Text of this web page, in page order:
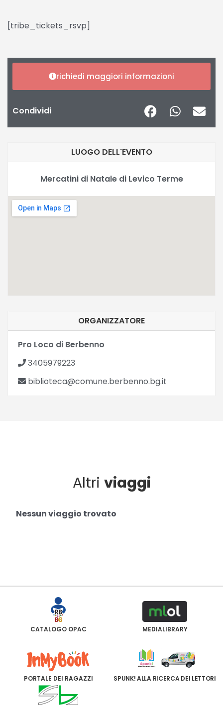
[tribe_tickets_rsvp]
richiedi maggiori informazioni
Condividi
LUOGO DELL'EVENTO
Mercatini di Natale di Levico Terme
ORGANIZZATORE
Pro Loco di Berbenno
3405979223
biblioteca@comune.berbenno.bg.it
Altri viaggi
Nessun viaggio trovato
CATALOGO OPAC MEDIALIBRARY
PORTALE DEI RAGAZZI SPUNK! ALLA RICERCA DEI LETTORI